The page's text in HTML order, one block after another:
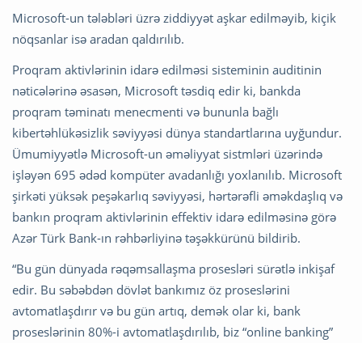
Microsoft-un tələbləri üzrə ziddiyyət aşkar edilməyib, kiçik
nöqsanlar isə aradan qaldırılıb.
Proqram aktivlərinin idarə edilməsi sisteminin auditinin
nəticələrinə əsasən, Microsoft təsdiq edir ki, bankda
proqram təminatı menecmenti və bununla bağlı
kibertəhlükəsizlik səviyyəsi dünya standartlarına uyğundur.
Ümumiyyətlə Microsoft-un əməliyyat sistmləri üzərində
işləyən 695 ədəd kompüter avadanlığı yoxlanılıb. Microsoft
şirkəti yüksək peşəkarlıq səviyyəsi, hərtərəfli əməkdaşlıq və
bankın proqram aktivlərinin effektiv idarə edilməsinə görə
Azər Türk Bank-ın rəhbərliyinə təşəkkürünü bildirib.
“Bu gün dünyada rəqəmsallaşma prosesləri sürətlə inkişaf
edir. Bu səbəbdən dövlət bankımız öz proseslərini
avtomatlaşdırır və bu gün artıq, demək olar ki, bank
proseslərinin 80%-i avtomatlaşdırılıb, biz “online banking”